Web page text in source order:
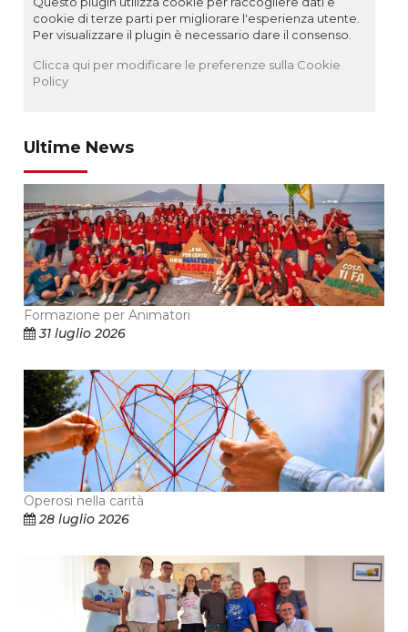
cookie di terze parti per migliorare l'esperienza utente.
Per visualizzare il plugin è necessario dare il consenso.
Clicca qui per modificare le preferenze sulla Cookie
Policy
Ultime News
Formazione per Animatori
31 luglio 2026
Operosi nella carità
28 luglio 2026